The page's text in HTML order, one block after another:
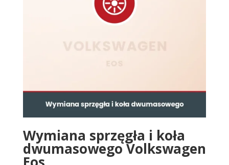
Wymiana sprzęgła i koła
dwumasowego Volkswagen